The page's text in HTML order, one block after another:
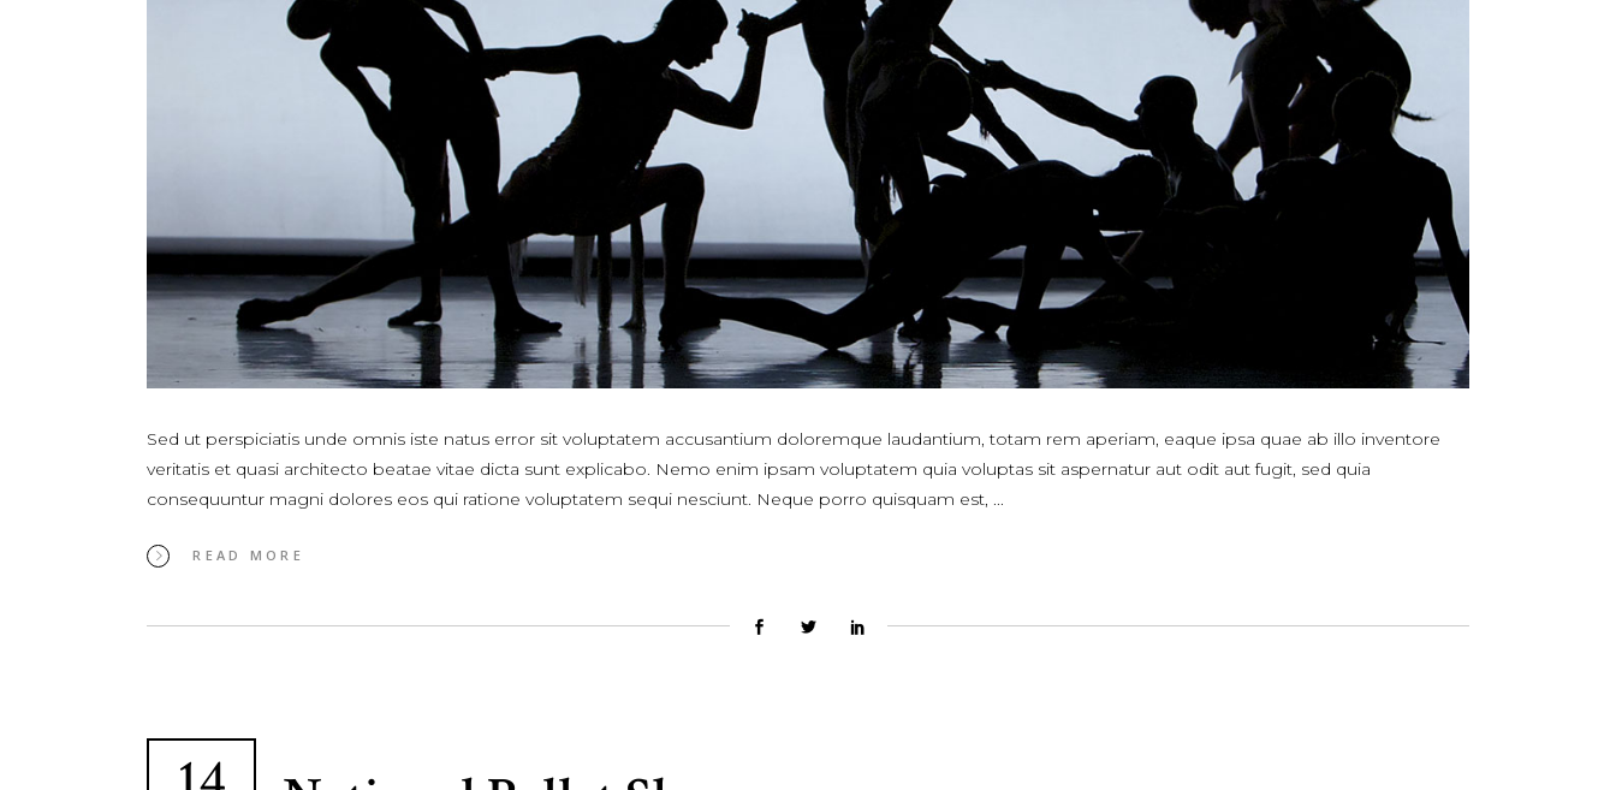
Sed ut perspiciatis unde omnis iste natus error sit voluptatem accusantium doloremque laudantium, totam rem aperiam, eaque ipsa quae ab illo inventore
veritatis et quasi architecto beatae vitae dicta sunt explicabo. Nemo enim ipsam voluptatem quia voluptas sit aspernatur aut odit aut fugit, sed quia
consequuntur magni dolores eos qui ratione voluptatem sequi nesciunt. Neque porro quisquam est,
READ MORE